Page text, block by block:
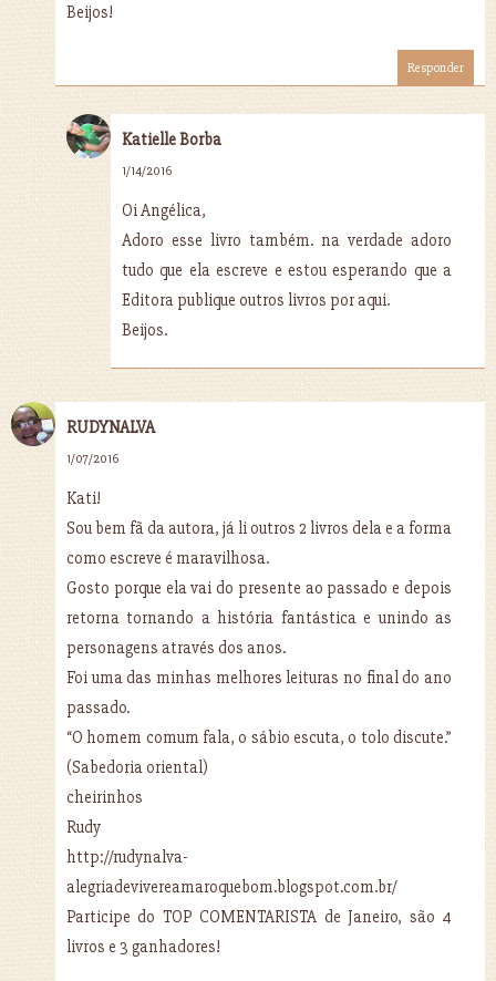
Beijos!
Responder
Katielle Borba
1/14/2016
Oi Angélica,
Adoro esse livro também. na verdade adoro
tudo que ela escreve e estou esperando que a
Editora publique outros livros por aqui.
Beijos.
RUDYNALVA
1/07/2016
Kati!
Sou bem fã da autora, já li outros 2 livros dela e a forma
como escreve é maravilhosa.
Gosto porque ela vai do presente ao passado e depois
retorna tornando a história fantástica e unindo as
personagens através dos anos.
Foi uma das minhas melhores leituras no final do ano
passado.
“O homem comum fala, o sábio escuta, o tolo discute.”
(Sabedoria oriental)
cheirinhos
Rudy
http://rudynalva-
alegriadevivereamaroquebom.blogspot.com.br/
Participe do TOP COMENTARISTA de Janeiro, são 4
livros e 3 ganhadores!